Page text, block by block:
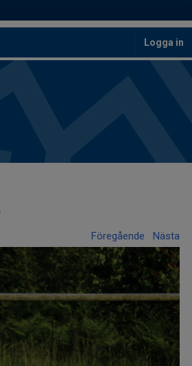
Logga in
Föregående Nästa